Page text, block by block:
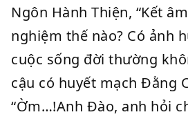
Ngôn Hành Thiện, “Kết
nghiệm thế nào? Có ảnh
cuộc sống đời thường
cậu có huyết mạch Đằng
“Ờm…!Anh Đào, anh hỏi